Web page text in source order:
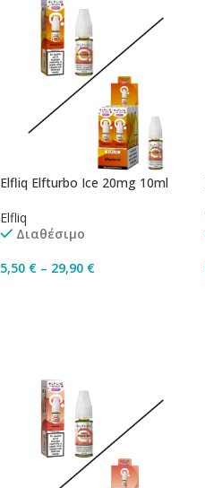
Elfliq Elfturbo Ice 20mg 10ml
Elfliq
Διαθέσιμο
5,50 € – 29,90 €